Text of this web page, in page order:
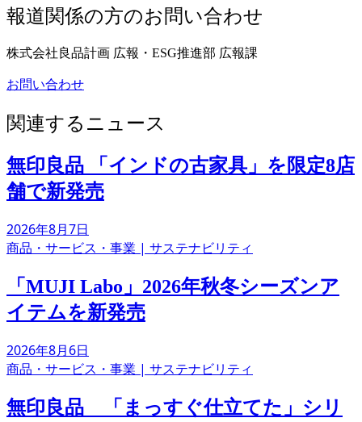
報道関係の方のお問い合わせ
株式会社良品計画 広報・ESG推進部 広報課
お問い合わせ
関連するニュース
無印良品 「インドの古家具」を限定8店
舗で新発売
2026年8月7日
商品・サービス・事業 | サステナビリティ
「MUJI Labo」2026年秋冬シーズンア
イテムを新発売
2026年8月6日
商品・サービス・事業 | サステナビリティ
無印良品 「まっすぐ仕立てた」シリ